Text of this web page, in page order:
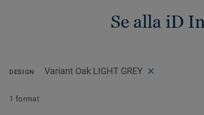
Se alla iD
DESIGN Variant Oak LIGHT GREY
1 format